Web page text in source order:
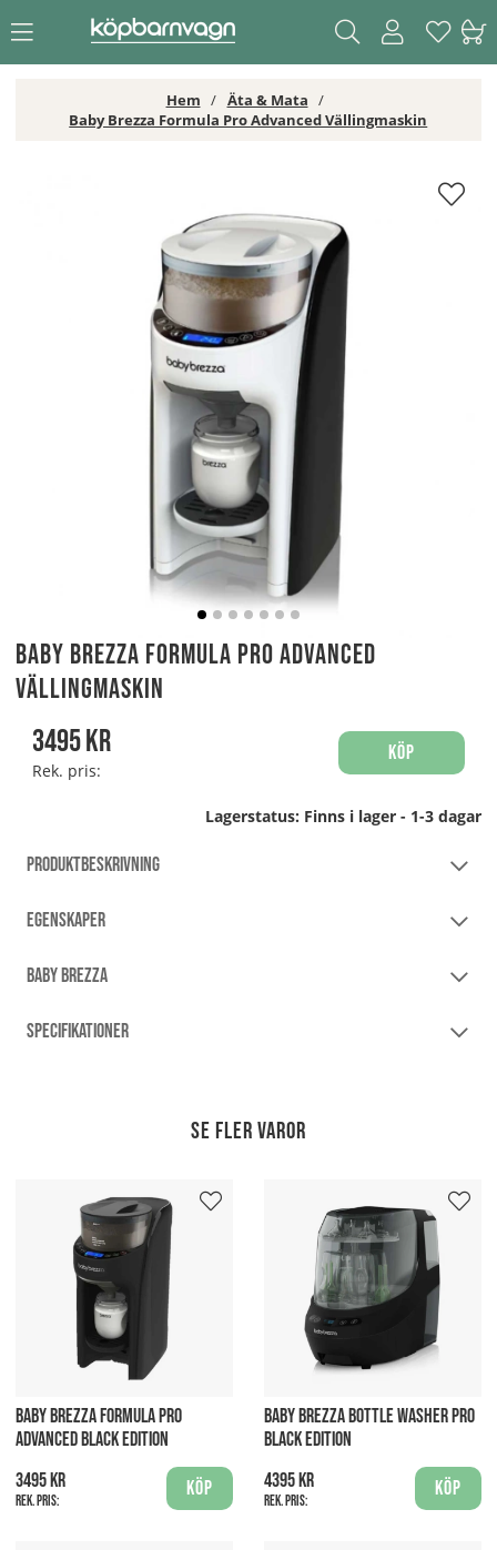
Hem
Äta & Mata
Baby Brezza Formula Pro Advanced Vällingmaskin
Baby Brezza Formula Pro Advanced
Vällingmaskin
3495kr
Rek. pris:
Köp
Lagerstatus: Finns i lager - 1-3 dagar
PRODUKTBESKRIVNING
EGENSKAPER
BABY BREZZA
SPECIFIKATIONER
Se fler varor
BABY BREZZA FORMULA PRO
ADVANCED BLACK EDITION
3495 kr
Rek. pris:
Köp
BABY BREZZA BOTTLE WASHER PRO
BLACK EDITION
4395 kr
Rek. pris:
Köp